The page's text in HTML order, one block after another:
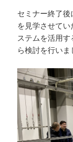
セミナー終了
を見学させて
ステムを活用
ら検討を行いま